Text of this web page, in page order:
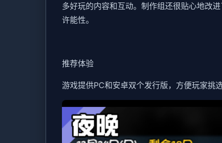
多好玩的内容和互动。制作组还很贴心地改
许能性。
推荐体验
游戏提供PC和安卓双个发行版，方便玩家挑